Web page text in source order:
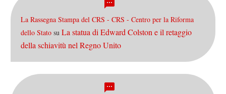
La Rassegna Stampa del CRS - CRS - Centro per la Riforma
dello Stato su La statua di Edward Colston e il retaggio
della schiavitù nel Regno Unito